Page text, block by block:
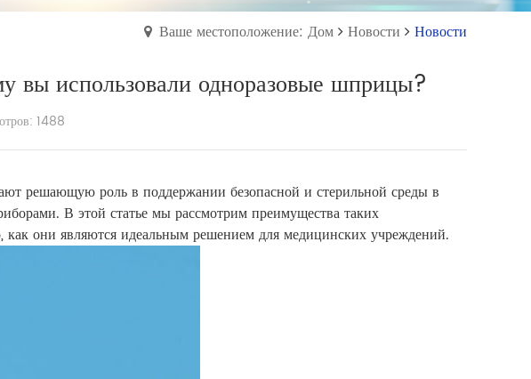
Ваше местоположение: Дом Новости Новости
вы использовали одноразовые шприцы?
1488
решающую роль в поддержании безопасной и стерильной среды в
В этой статье мы рассмотрим преимущества таких
они являются идеальным решением для медицинских учреждений.